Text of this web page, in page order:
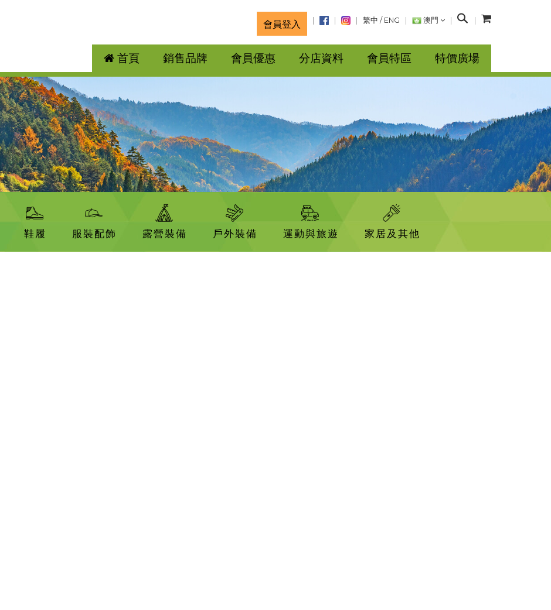
會員登入 繁中 / ENG 澳門
搜
首頁 銷售品牌 會員優惠 分店資料 會員特區 特價廣場
鞋履 服裝配飾 露營裝備 戶外裝備 運動與旅遊 家居及其他